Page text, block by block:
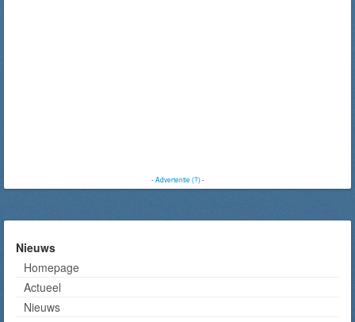
-Advertentie (?)-
Nieuws
Homepage
Actueel
Nieuws